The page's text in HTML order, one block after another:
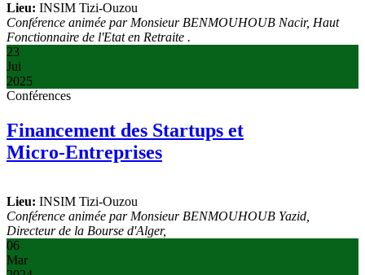
Lieu: INSIM Tizi-Ouzou
Conférence animée par Monsieur BENMOUHOUB Nacir, Haut
Fonctionnaire de l'Etat en Retraite .
23
Jui
2025
Conférences
Financement des Startups et
Micro-Entreprises
Lieu: INSIM Tizi-Ouzou
Conférence animée par Monsieur BENMOUHOUB Yazid,
Directeur de la Bourse d'Alger,
06
Mar